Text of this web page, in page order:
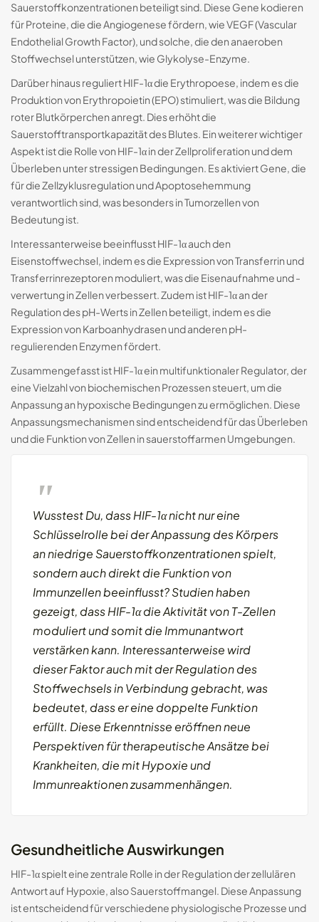
Sauerstoffkonzentrationen beteiligt sind. Diese Gene kodieren
für Proteine, die die Angiogenese fördern, wie VEGF (Vascular
Endothelial Growth Factor), und solche, die den anaeroben
Stoffwechsel unterstützen, wie Glykolyse-Enzyme.
Darüber hinaus reguliert HIF-1α die Erythropoese, indem es die
Produktion von Erythropoietin (EPO) stimuliert, was die Bildung
roter Blutkörperchen anregt. Dies erhöht die
Sauerstofftransportkapazität des Blutes. Ein weiterer wichtiger
Aspekt ist die Rolle von HIF-1α in der Zellproliferation und dem
Überleben unter stressigen Bedingungen. Es aktiviert Gene, die
für die Zellzyklusregulation und Apoptosehemmung
verantwortlich sind, was besonders in Tumorzellen von
Bedeutung ist.
Interessanterweise beeinflusst HIF-1α auch den
Eisenstoffwechsel, indem es die Expression von Transferrin und
Transferrinrezeptoren moduliert, was die Eisenaufnahme und -
verwertung in Zellen verbessert. Zudem ist HIF-1α an der
Regulation des pH-Werts in Zellen beteiligt, indem es die
Expression von Karboanhydrasen und anderen pH-
regulierenden Enzymen fördert.
Zusammengefasst ist HIF-1α ein multifunktionaler Regulator, der
eine Vielzahl von biochemischen Prozessen steuert, um die
Anpassung an hypoxische Bedingungen zu ermöglichen. Diese
Anpassungsmechanismen sind entscheidend für das Überleben
und die Funktion von Zellen in sauerstoffarmen Umgebungen.
Wusstest Du, dass HIF-1α nicht nur eine
Schlüsselrolle bei der Anpassung des Körpers
an niedrige Sauerstoffkonzentrationen spielt,
sondern auch direkt die Funktion von
Immunzellen beeinflusst? Studien haben
gezeigt, dass HIF-1α die Aktivität von T-Zellen
moduliert und somit die Immunantwort
verstärken kann. Interessanterweise wird
dieser Faktor auch mit der Regulation des
Stoffwechsels in Verbindung gebracht, was
bedeutet, dass er eine doppelte Funktion
erfüllt. Diese Erkenntnisse eröffnen neue
Perspektiven für therapeutische Ansätze bei
Krankheiten, die mit Hypoxie und
Immunreaktionen zusammenhängen.
Gesundheitliche Auswirkungen
HIF-1α spielt eine zentrale Rolle in der Regulation der zellulären
Antwort auf Hypoxie, also Sauerstoffmangel. Diese Anpassung
ist entscheidend für verschiedene physiologische Prozesse und